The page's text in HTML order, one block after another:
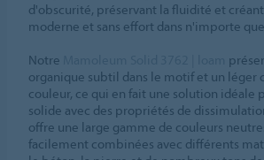
d'obscurité, préservant la fluidité et
moderne et sans effort dans n'importe
Notre
organique subtil dans le motif et un léger
couleur, ce qui en fait une solution idéale
solide avec des propriétés de
offre une large gamme de couleurs
facilement combinées avec différents